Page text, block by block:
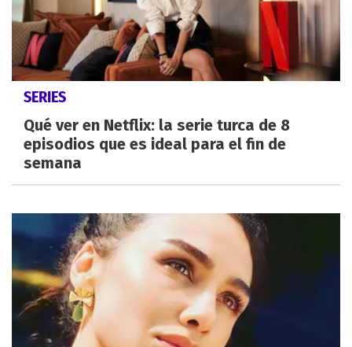
SERIES
Qué ver en Netflix: la serie turca de 8
episodios que es ideal para el fin de
semana